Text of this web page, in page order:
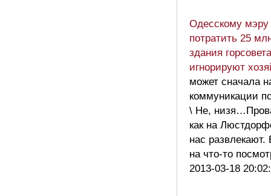
Одесскому
потратить 25
здания
игнорируют
может сначала
коммуникации
\ Не,
как на
нас развлекают.
на что-то
2013-03-18